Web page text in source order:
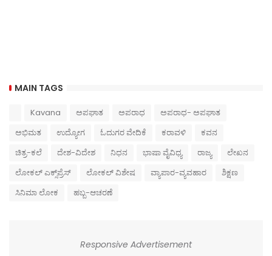
MAIN TAGS
Kavana ಅಪಘಾತ ಅಪರಾಧ
ಅಪರಾಧ- ಅಪಘಾತ
ಅಭಿಮತ
ಉದ್ಯೋಗ ಓದುಗರ ವೇದಿಕೆ ಕರಾವಳಿ
ಕವನ
ಚಿತ್ರ-ಕಲೆ
ದೇಶ-ವಿದೇಶ ನಿಧನ ಭಾಷಾ ವೈವಿಧ್ಯ ರಾಜ್ಯ
ಲೇಖನ
ಲೋಕಲ್ ಎಕ್ಸ್‌ಪ್ರೆಸ್
ಲೋಕಲ್ ವಿಶೇಷ ವ್ಯಾಪಾರ-ವ್ಯವಹಾರ
ಶಿಕ್ಷಣ
ಸಿನಿಮಾ ಲೋಕ
ಹಬ್ಬ-ಆಚರಣೆ
Responsive Advertisement